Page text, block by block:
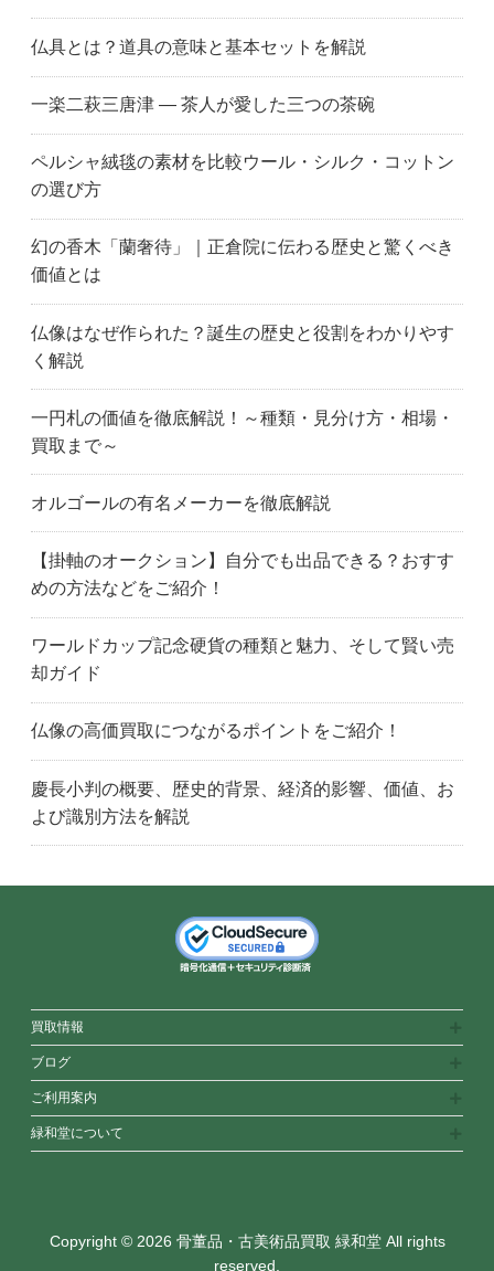
仏具とは？道具の意味と基本セットを解説
一楽二萩三唐津 ― 茶人が愛した三つの茶碗
ペルシャ絨毯の素材を比較ウール・シルク・コットン
の選び方
幻の香木「蘭奢待」｜正倉院に伝わる歴史と驚くべき
価値とは
仏像はなぜ作られた？誕生の歴史と役割をわかりやす
く解説
一円札の価値を徹底解説！～種類・見分け方・相場・
買取まで～
オルゴールの有名メーカーを徹底解説
【掛軸のオークション】自分でも出品できる？おすす
めの方法などをご紹介！
ワールドカップ記念硬貨の種類と魅力、そして賢い売
却ガイド
仏像の高価買取につながるポイントをご紹介！
慶長小判の概要、歴史的背景、経済的影響、価値、お
よび識別方法を解説
買取情報
ブログ
ご利用案内
緑和堂について
Copyright © 2026 骨董品・古美術品買取 緑和堂 All rights
reserved.